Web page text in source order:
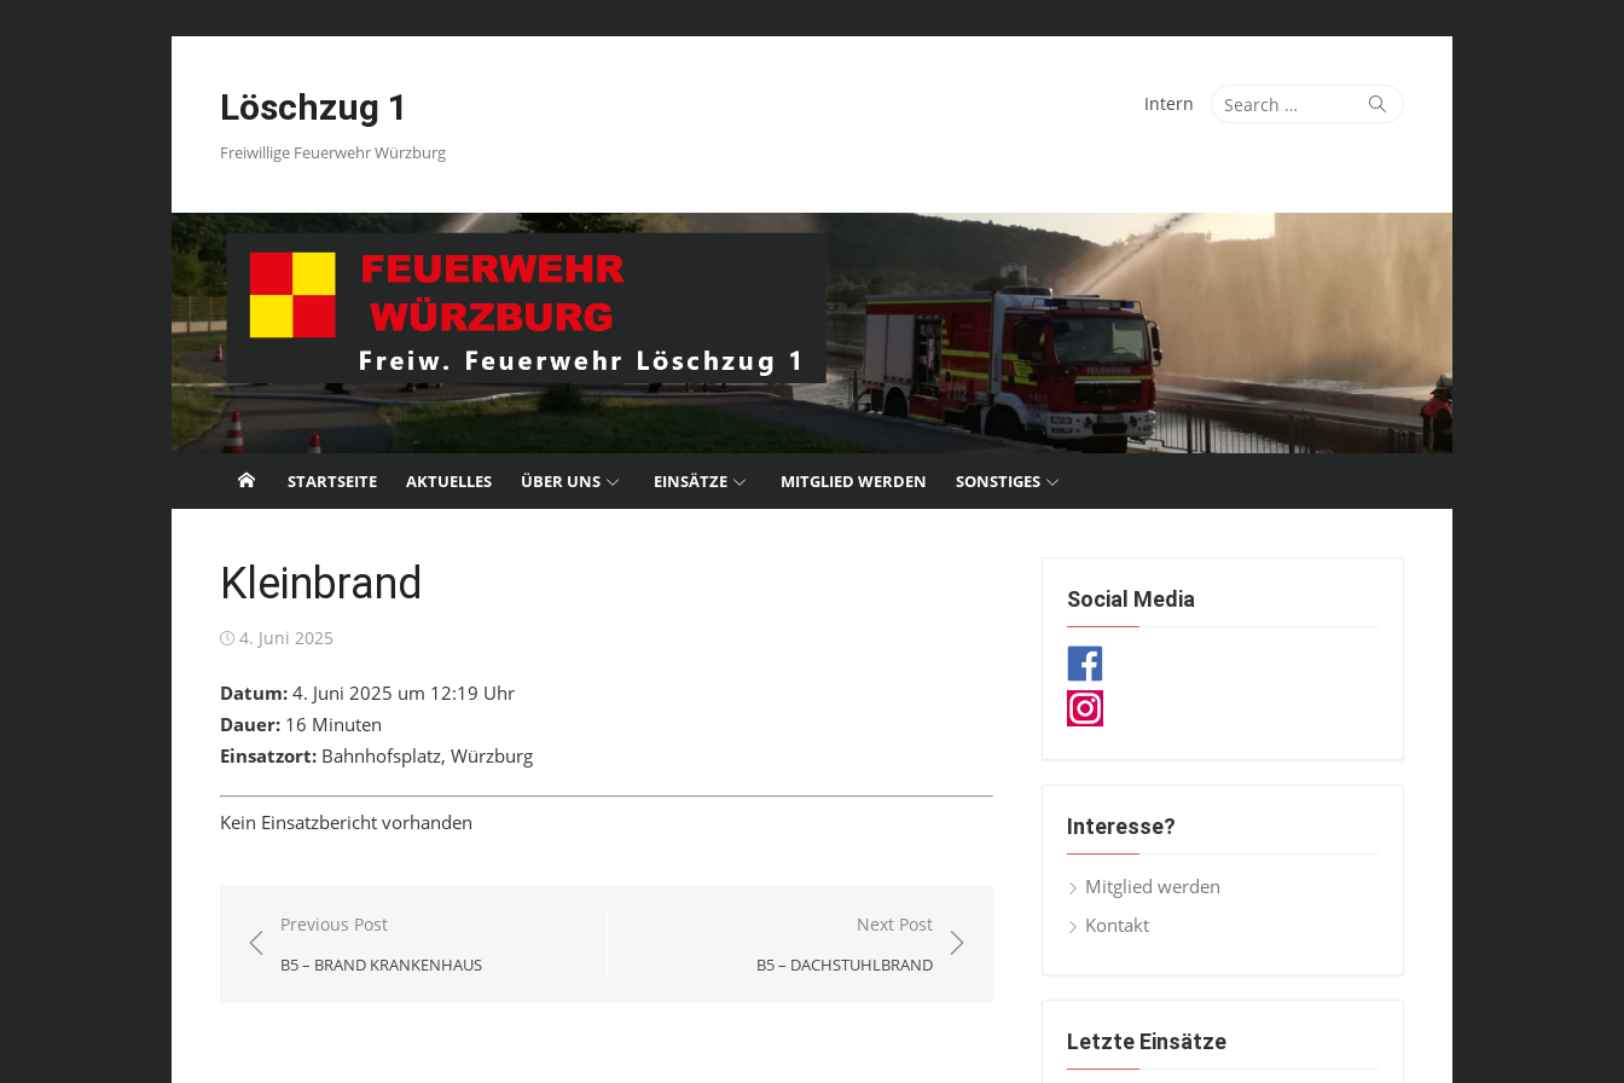
Löschzug 1
Freiwillige Feuerwehr Würzburg
Search
Search
Intern
STARTSEITE AKTUELLES ÜBER UNS EINSÄTZE MITGLIED WERDEN SONSTIGES
Kleinbrand
Posted
4. Juni 2025
Datum: 4. Juni 2025 um 12:19 Uhr
Dauer: 16 Minuten
Einsatzort: Bahnhofsplatz, Würzburg
Kein Einsatzbericht vorhanden
Beitragsnavigation
Previous Post
B5 – BRAND KRANKENHAUS
Next Post
B5 – DACHSTUHLBRAND
Social Media
Interesse?
Mitglied werden
Kontakt
Letzte Einsätze